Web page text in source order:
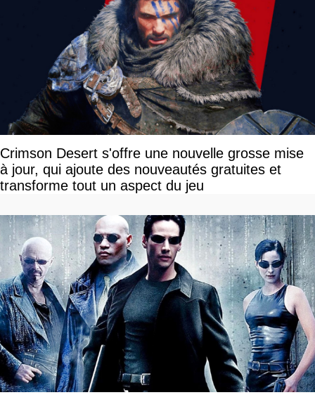
Crimson Desert s'offre une nouvelle grosse mise
à jour, qui ajoute des nouveautés gratuites et
transforme tout un aspect du jeu